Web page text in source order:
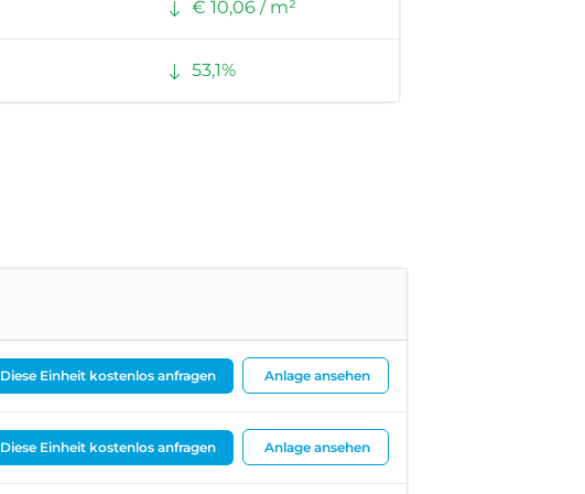
€ 10,06 / m²
53,1%
Diese Einheit kostenlos anfragen Anlage ansehen
Diese Einheit kostenlos anfragen Anlage ansehen